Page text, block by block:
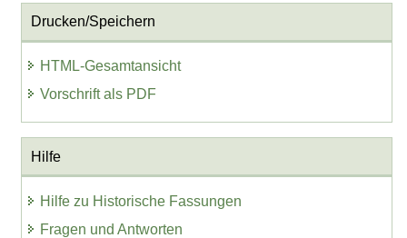
Drucken/Speichern
HTML-Gesamtansicht
Vorschrift als PDF
Hilfe
Hilfe zu Historische Fassungen
Fragen und Antworten